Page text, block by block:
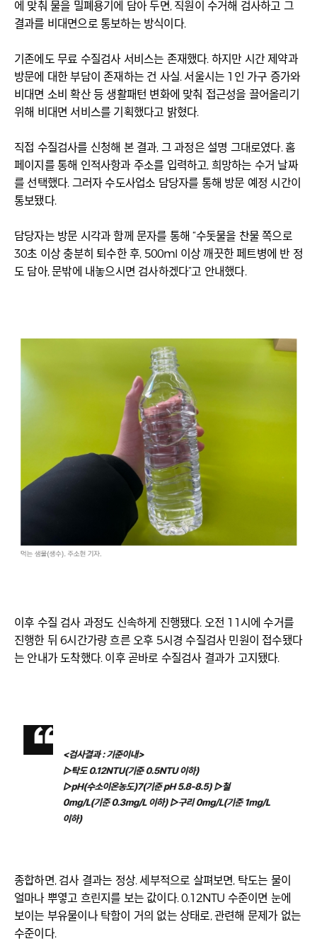
에 맞춰 물을 밀폐용기에 담아 두면, 직원이 수거해 검사하고 그
결과를 비대면으로 통보하는 방식이다.
기존에도 무료 수질검사 서비스는 존재했다. 하지만 시간 제약과
방문에 대한 부담이 존재하는 건 사실. 서울시는 1인 가구 증가와
비대면 소비 확산 등 생활패턴 변화에 맞춰 접근성을 끌어올리기
위해 비대면 서비스를 기획했다고 밝혔다.
직접 수질검사를 신청해 본 결과, 그 과정은 설명 그대로였다. 홈
페이지를 통해 인적사항과 주소를 입력하고, 희망하는 수거 날짜
를 선택했다. 그러자 수도사업소 담당자를 통해 방문 예정 시간이
통보됐다.
담당자는 방문 시각과 함께 문자를 통해 “수돗물을 찬물 쪽으로
30초 이상 충분히 퇴수한 후, 500ml 이상 깨끗한 페트병에 반 정
도 담아, 문밖에 내놓으시면 검사하겠다”고 안내했다.
이후 수질 검사 과정도 신속하게 진행됐다. 오전 11시에 수거를
진행한 뒤 6시간가량 흐른 오후 5시경 수질검사 민원이 접수됐다
는 안내가 도착했다. 이후 곧바로 수질검사 결과가 고지됐다.
종합하면, 검사 결과는 정상. 세부적으로 살펴보면, 탁도는 물이
얼마나 뿌옇고 흐린지를 보는 값이다. 0.12NTU 수준이면 눈에
보이는 부유물이나 탁함이 거의 없는 상태로, 관련해 문제가 없는
수준이다.